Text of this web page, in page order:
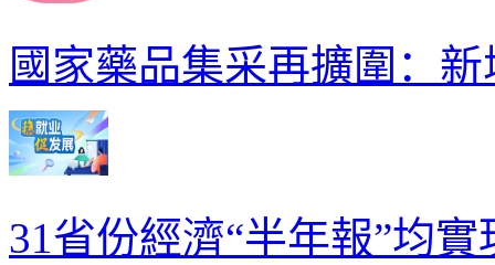
國家藥品集采再擴圍：
31省份經濟“半年報”均